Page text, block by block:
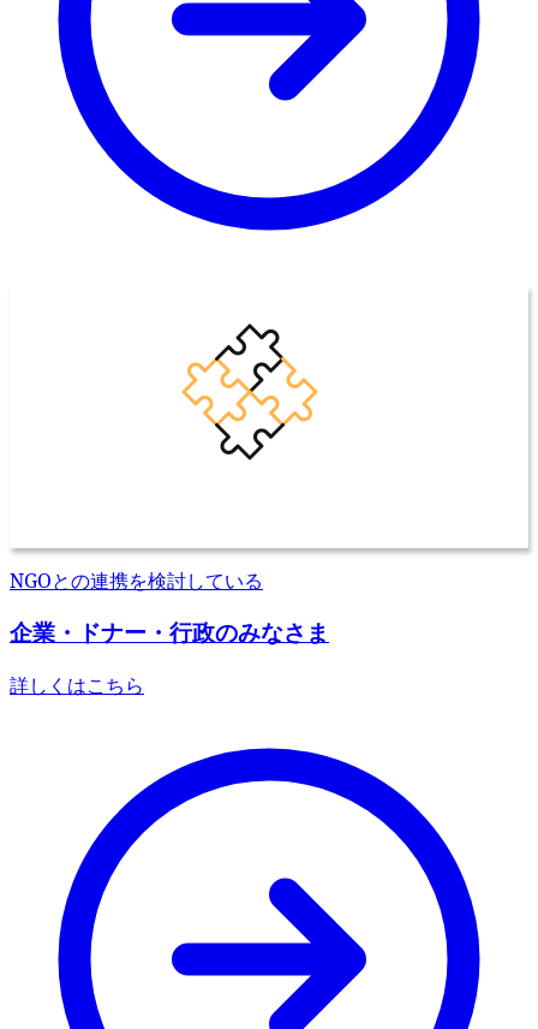
NGOとの連携を検討している
企業・ドナー・行政のみなさま
詳しくはこちら